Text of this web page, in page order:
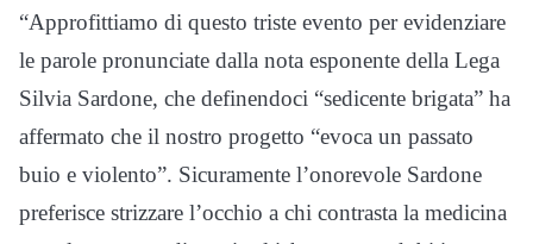
“Approfittiamo di questo triste evento per evidenziare
le parole pronunciate dalla nota esponente della Lega
Silvia Sardone, che definendoci “sedicente brigata” ha
affermato che il nostro progetto “evoca un passato
buio e violento”. Sicuramente l’onorevole Sardone
preferisce strizzare l’occhio a chi contrasta la medicina